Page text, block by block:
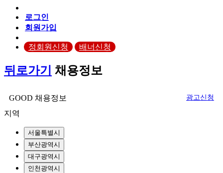
로그인
회원가입
정회원신청 배너신청
뒤로가기 채용정보
광고신청
GOOD 채용정보
지역